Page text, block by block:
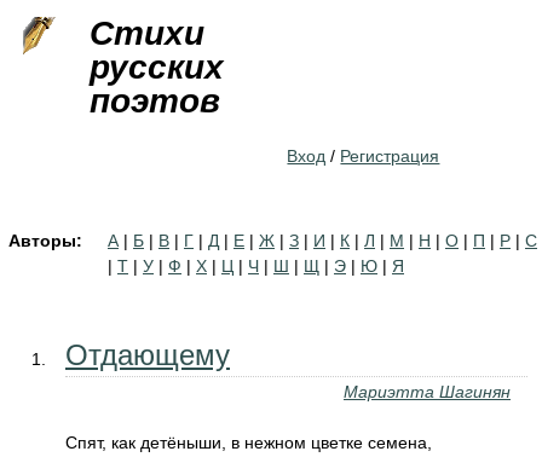
Стихи
русских
поэтов
Вход / Регистрация
Авторы: А | Б | В | Г | Д | Е | Ж | З | И | К | Л | М | Н | О | П | Р | С
| Т | У | Ф | Х | Ц | Ч | Ш | Щ | Э | Ю | Я
Отдающему
Мариэтта Шагинян
Спят, как детёныши, в нежном цветке семена,